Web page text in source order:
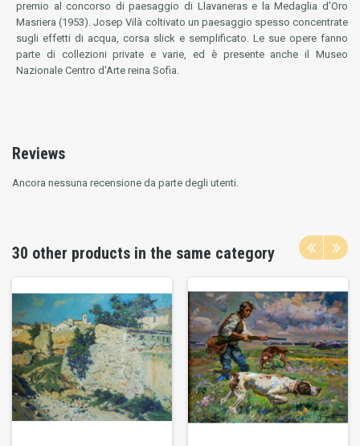
premio al concorso di paesaggio di Llavaneras e la Medaglia d'Oro
Masriera (1953). Josep Vilà coltivato un paesaggio spesso concentrate
sugli effetti di acqua, corsa slick e semplificato. Le sue opere fanno
parte di collezioni private e varie, ed è presente anche il Museo
Nazionale Centro d'Arte reina Sofia.
Reviews
Ancora nessuna recensione da parte degli utenti.
30 other products in the same category